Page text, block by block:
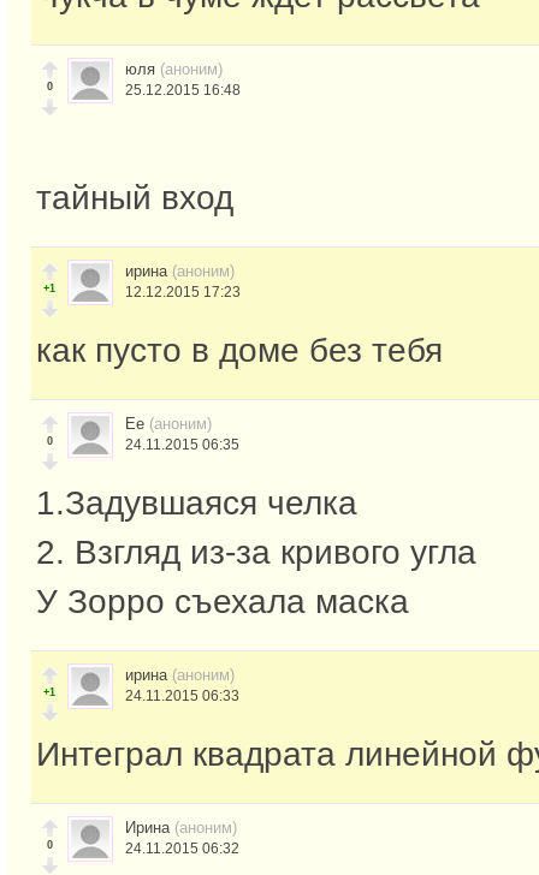
0
юля (аноним)
25.12.2015 16:48
тайный вход
+1
ирина (аноним)
12.12.2015 17:23
как пусто в доме без тебя
0
Ее (аноним)
24.11.2015 06:35
1.Задувшаяся челка
2. Взгляд из-за кривого угла
У Зорро съехала маска
+1
ирина (аноним)
24.11.2015 06:33
Интеграл квадрата линейной
0
Ирина (аноним)
24.11.2015 06:32